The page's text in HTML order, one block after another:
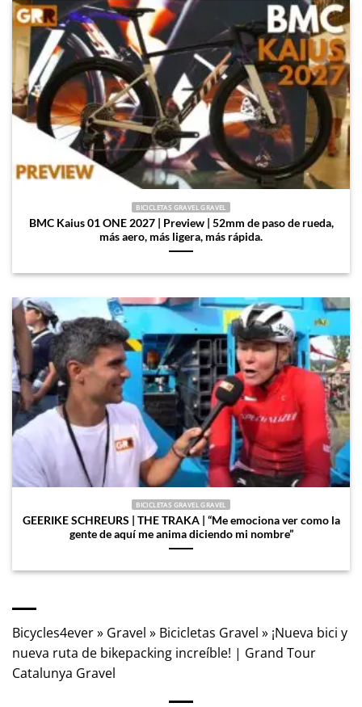
BICICLETAS GRAVEL GRAVEL
BMC Kaius 01 ONE 2027 | Preview | 52mm de paso de rueda,
más aero, más ligera, más rápida.
BICICLETAS GRAVEL GRAVEL
GEERIKE SCHREURS | THE TRAKA | “Me emociona ver como la
gente de aquí me anima diciendo mi nombre”
Bicycles4ever» Gravel » Bicicletas Gravel » ¡Nueva bici y
nueva ruta de bikepacking increíble! | Grand Tour
Catalunya Gravel